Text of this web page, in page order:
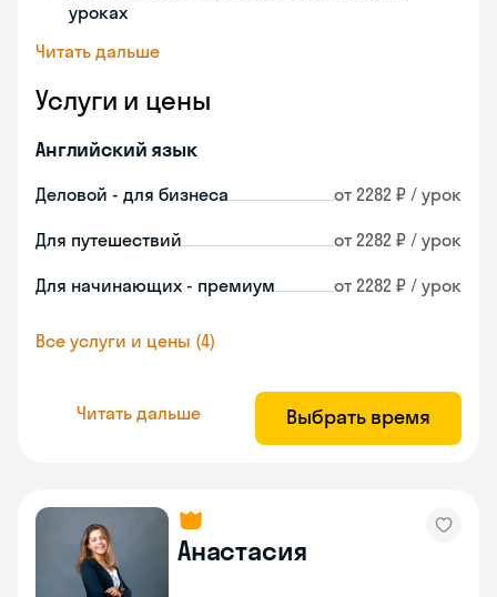
уроках
Читать дальше
Услуги и цены
Английский язык
Деловой - для бизнеса от 2282 ₽ / урок
Для путешествий от 2282 ₽ / урок
Для начинающих - премиум от 2282 ₽ / урок
Все услуги и цены (4)
Читать дальше Выбрать время
Анастасия